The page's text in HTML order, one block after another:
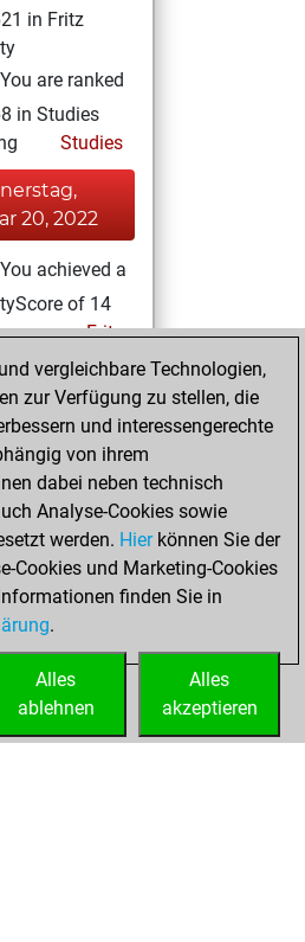
in Fritz
You are ranked
in Studies
Studies
20, 2022
You achieved a
of 14
Fritz
a new Elo
created
account
Studies
30,
created
Fritz account
vergleichbare Technologien,
zur Verfügung zu stellen, die
und interessengerechte
von ihrem
dabei neben technisch
Analyse-Cookies sowie
werden. Hierkönnen Sie der
Cookies und Marketing-Cookies
finden Sie in
.
Alles
akzeptieren
Alles
ablehnen